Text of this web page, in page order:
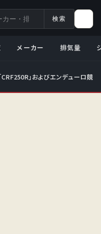
検索
メーカー 排気量
」およびエンデューロ競